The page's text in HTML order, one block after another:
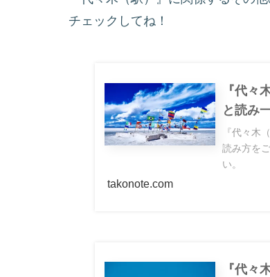
チェックしてね！
『代々
と読み
『代々木
読み方を
い。
takonote.com
『代々